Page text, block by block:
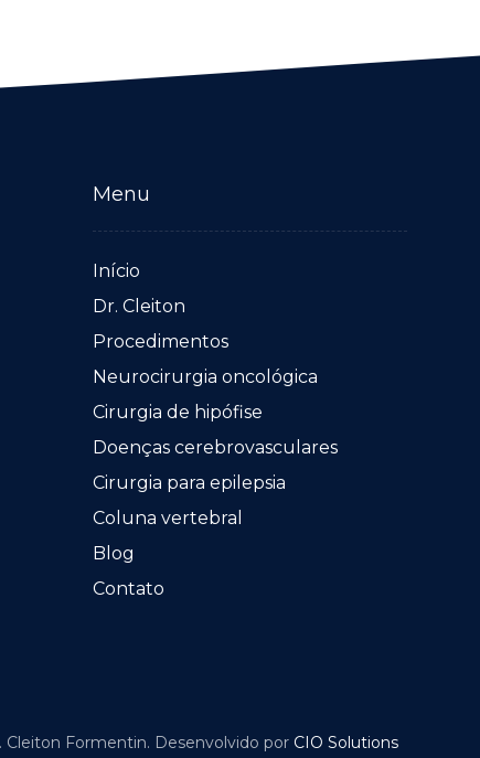
Menu
Início
Dr. Cleiton
Procedimentos
Neurocirurgia oncológica
Cirurgia de hipófise
Doenças cerebrovasculares
Cirurgia para epilepsia
Coluna vertebral
Blog
Contato
Cleiton Formentin. Desenvolvido por CIO Solutions